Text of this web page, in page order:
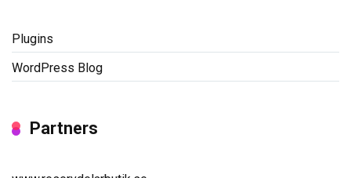
Plugins
WordPress Blog
Partners